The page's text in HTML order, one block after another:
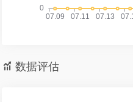
数据评估